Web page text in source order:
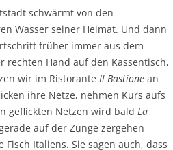
schwärmt von den
Wasser seiner Heimat. Und dann
früher immer aus dem
rechten Hand auf den Kassentisch,
wir im Ristorante Il Bastione an
ihre Netze, nehmen Kurs aufs
geflickten Netzen wird bald La
auf der Zunge zergehen –
Italiens. Sie sagen auch, dass